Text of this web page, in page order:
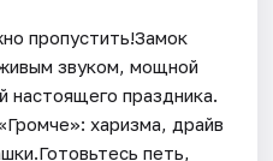
пропустить!Замок
звуком, мощной
настоящего праздника.
харизма, драйв
петь,